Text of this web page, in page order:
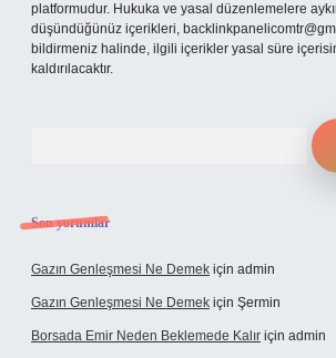
platformudur. Hukuka ve yasal düzenlemelere
düşündüğünüz içerikleri,
bildirmeniz halinde, ilgili içerikler yasal süre
kaldırılacaktır.
Son yorumlar
Gazın Genleşmesi Ne Demek için admin
Gazın Genleşmesi Ne Demek için Şermin
Borsada Emir Neden Beklemede Kalır için admin